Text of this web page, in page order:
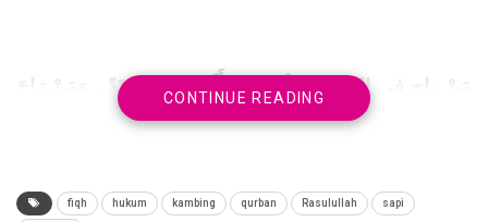
مَنْ راح في الساعة الأولى فَكَأَنَّمَا قَرَّبَ بَدَنَةً ، وَمَنْ رَاحَ
فِي السَّاعَةِ الثَّانِيَةِ فَكَأَنَّمَا قَرَّبَ بَقَرَةً ، وَمَنْ رَاحَ فِي
CONTINUE READING
fiqh hukum kambing qurban Rasulullah sapi